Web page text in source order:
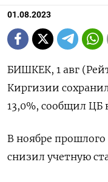
01.08.2023
БИШКЕК, 1 авг
Киргизии
13,0%, сообщил ЦБ
В ноябре
снизил учетную